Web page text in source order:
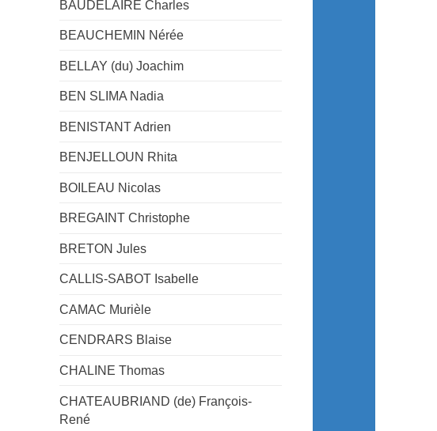
BAUDELAIRE Charles
BEAUCHEMIN Nérée
BELLAY (du) Joachim
BEN SLIMA Nadia
BENISTANT Adrien
BENJELLOUN Rhita
BOILEAU Nicolas
BREGAINT Christophe
BRETON Jules
CALLIS-SABOT Isabelle
CAMAC Murièle
CENDRARS Blaise
CHALINE Thomas
CHATEAUBRIAND (de) François-
René